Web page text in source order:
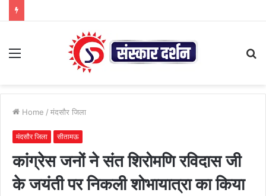
Menu
Home / मंदसौर जिला
मंदसौर जिला सीतामऊ
कांग्रेस जनों ने संत शिरोमणि रविदास जी
के जयंती पर निकली शोभायात्रा का किया